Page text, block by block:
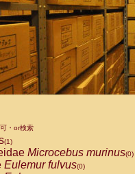
・or検索
(1)
Microcebus murinus(0)
Eulemur fulvus(0)